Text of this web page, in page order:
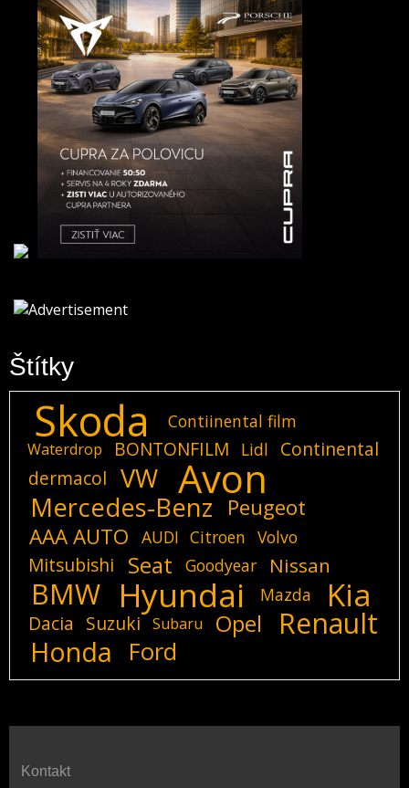
Štítky
Skoda Contiinental film
Waterdrop BONTONFILM Lidl
Continental
dermacol
VW Avon
Mercedes-Benz
Peugeot
AAA AUTO
AUDI Citroen Volvo
Mitsubishi Seat Goodyear Nissan
BMW Hyundai Mazda Kia
Dacia Suzuki Subaru Opel Renault
Honda Ford
Kontakt